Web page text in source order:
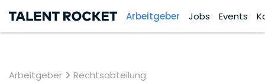
Arbeitgeber Jobs Events
Arbeitgeber Rechtsabteilung